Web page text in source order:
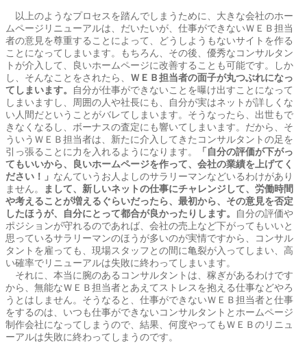
以上のようなプロセスを踏んでしまうために、大きな会社のホー
ムページリニューアルは、だいたいが、仕事ができないＷＥＢ担当
者の意見を尊重することによって、どうしようもないサイトを作る
ことになってしまいます。もちろん、その後、優秀なコンサルタン
トが介入して、良いホームページに改善することも可能です。しか
し、そんなことをされたら、 ＷＥＢ担当者の面子が丸つぶれになっ
てしまいます。
自分が仕事ができないことを曝け出すことになって
しまいますし、周囲の人や社長にも、自分が実はネットが詳しくな
い人間だということがバレてしまいます。そうなったら、出世もで
きなくなるし、ボーナスの査定にも響いてしまいます。だから、そ
ういうＷＥＢ担当者は、新たに介入してきたコンサルタントの足を
引っ張ることに力を入れるようになります。
「自分の評価が下がっ
てもいいから、良いホームページを作って、会社の業績を上げてく
ださい！」 なんていうお人よしのサラリーマンなどいるわけがあり
ません。
まして、新しいネットの仕事にチャレンジして、労働時間
や考えることが増えるぐらいだったら、最初から、その意見を否定
したほうが、自分にとって都合が良かったりします。
自分の評価や
ポジションが守れるのであれば、会社の売上など下がってもいいと
思っているサラリーマンのほうが多いのが実情ですから、コンサル
タントを雇っても、現場スタッフとの間に亀裂が入ってしまい、高
い確率でリニューアルは失敗に終わってしまいます。
それに、本当に腕のあるコンサルタントは、稼ぎがあるわけです
から、無能なＷＥＢ担当者とあえてストレスを抱える仕事などやろ
うとはしません。そうなると、仕事ができないＷＥＢ担当者と仕事
をするのは、いつも仕事ができないコンサルタントとホームページ
制作会社になってしまうので、結果、何度やってもＷＥＢのリニュ
ーアルは失敗に終わってしまうのです。